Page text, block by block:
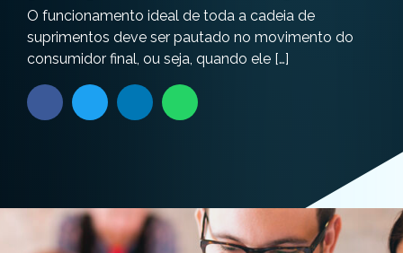
O funcionamento ideal de toda a cadeia de
suprimentos deve ser pautado no movimento do
consumidor final, ou seja, quando ele […]